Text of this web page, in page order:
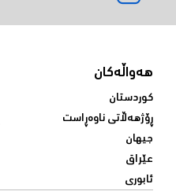
هەواڵەکان
کوردستان
ڕۆژهەڵاتی ناوەڕاست
جیهان
عێراق
ئابوری